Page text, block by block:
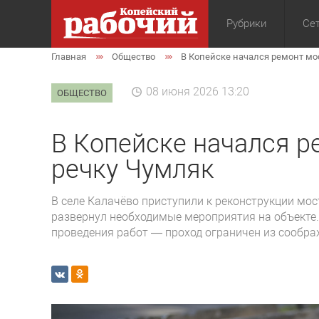
Рубрики
Общество
Главная Общество В Копейске начался ремонт
ОБЩЕСТВО 08 июня 2026 13:20
В Копейске начался
речку Чумляк
В селе Калачёво приступили к реконструкции
развернул необходимые мероприятия на
проведения работ — проход ограничен из